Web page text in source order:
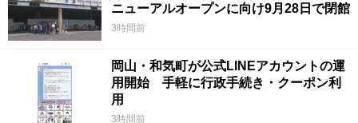
ニューアルオープンに向け9月28日で閉館
3時間前
岡山・和気町が公式LINEアカウントの運
用開始 手軽に行政手続き・クーポン利
用
3時間前